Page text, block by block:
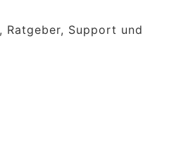
Ratgeber, Support und